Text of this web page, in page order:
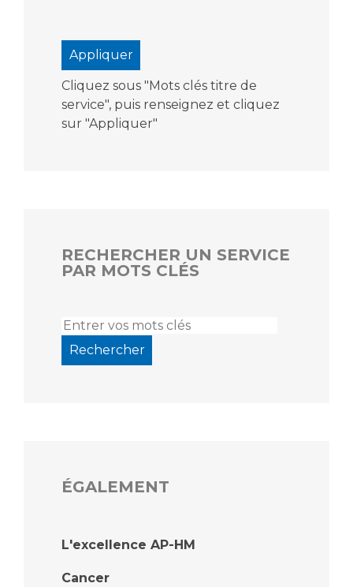
Cliquez sous "Mots clés titre de
service", puis renseignez et cliquez
sur "Appliquer"
RECHERCHER UN SERVICE
PAR MOTS CLÉS
ÉGALEMENT
L'excellence AP-HM
Cancer